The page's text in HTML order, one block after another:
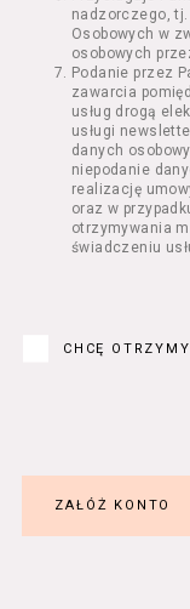
§ 2
których
których
odrębne
nadzorczego,
Osobowych w
osobowych
Podanie przez
zawarcia
usług drogą
usługi
danych
niepodanie
realizację
oraz w
otrzymywania
świadczeniu
CHCĘ